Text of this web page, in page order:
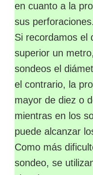
en cuanto a la
sus perforaciones.
Si recordamos el
superior un
sondeos el
el contrario, la
mayor de diez o
mientras en los
puede alcanzar
Como más
sondeo, se